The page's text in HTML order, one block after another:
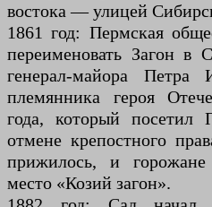
востока — улицей
1861 год: Пермская
переименовать Загон в
генерал-майора Петра
племянника героя
года, который посетил
отмене крепостного
прижилось, и горожане
место «Козий загон».